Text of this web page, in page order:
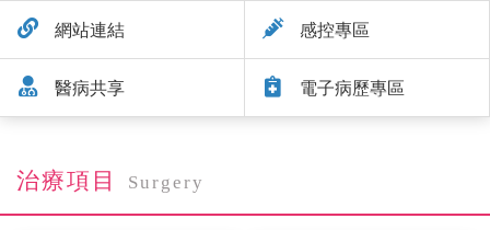
網站連結 感控專區
醫病共享 電子病歷專區
治療項目 Surgery